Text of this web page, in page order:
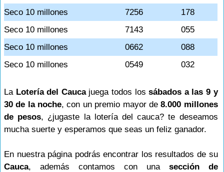
Seco 10 millones
7256
178
Seco 10 millones
7143
055
Seco 10 millones
0662
088
Seco 10 millones
0549 032
La Lotería del Caucajuega todos lossábados a las 9 y
30 de la noche, con un premio mayor de8.000 millones
de pesos, ¿jugaste la lotería del cauca? te deseamos
mucha suerte y esperamos que seas un feliz ganador.
En nuestra página podrás encontrar los resultados de su
Cauca, además contamos con una sección de